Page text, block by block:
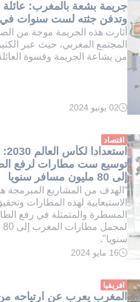
جريمة بشعة بالمغرب: عائلة
وتدفن جثته لست سنوات في
أثارت هذه الجريمة موجة من
المجتمع المغربي، حيث عبر
من بشاعة الجريمة وقسوة
وقت
دقيقة.
02 يونيو 2024
اقتصاد
توسيع ست مطارات لرفع
إلى 80 مليون مسافر سنويا
“الهدف من المشاريع المبرمجة
الاستيعابية لهذه المطارات
المسطرة والمتمثلة في رفع
سنويا".
وقت
دقيقة.
16 مايو 2024
افريقيا
المغرب يعرب عن ارتياحه